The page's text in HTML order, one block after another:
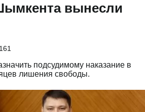
вынесли
подсудимому наказание в
лишения свободы.